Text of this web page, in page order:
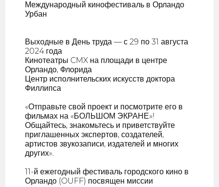
Международный кинофестиваль в Орландо
Урбан
Выходные в День труда — с 29 по 31 августа
2024 года
Кинотеатры CMX на площади в центре
Орландо, Флорида
Центр исполнительских искусств доктора
Филлипса
«Отправьте свой проект и посмотрите его в
фильмах на «БОЛЬШОМ ЭКРАНЕ»!
Общайтесь, знакомьтесь и приветствуйте
приглашенных экспертов, создателей,
артистов звукозаписи, издателей и многих
других».
11-й ежегодный фестиваль городского кино в
Орландо (OUFF) посвящен миссии